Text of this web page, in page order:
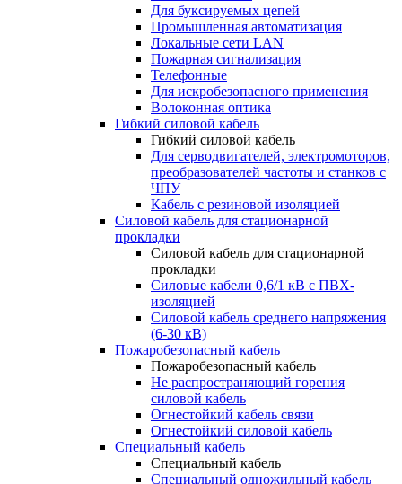
Для буксируемых цепей
Промышленная автоматизация
Локальные сети LAN
Пожарная сигнализация
Телефонные
Для искробезопасного применения
Волоконная оптика
Гибкий силовой кабель
Гибкий силовой кабель
Для серводвигателей, электромоторов,
преобразователей частоты и станков с
ЧПУ
Кабель с резиновой изоляцией
Силовой кабель для стационарной
прокладки
Силовой кабель для стационарной
прокладки
Силовые кабели 0,6/1 кВ с ПВХ-
изоляцией
Силовой кабель среднего напряжения
(6-30 кВ)
Пожаробезопасный кабель
Пожаробезопасный кабель
Не распространяющий горения
силовой кабель
Огнестойкий кабель связи
Огнестойкий силовой кабель
Специальный кабель
Специальный кабель
Специальный одножильный кабель